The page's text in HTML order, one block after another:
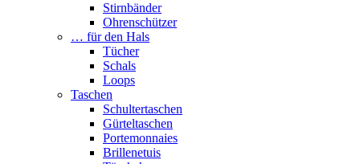
Stirnbänder
Ohrenschützer
… für den Hals
Tücher
Schals
Loops
Taschen
Schultertaschen
Gürteltaschen
Portemonnaies
Brillenetuis